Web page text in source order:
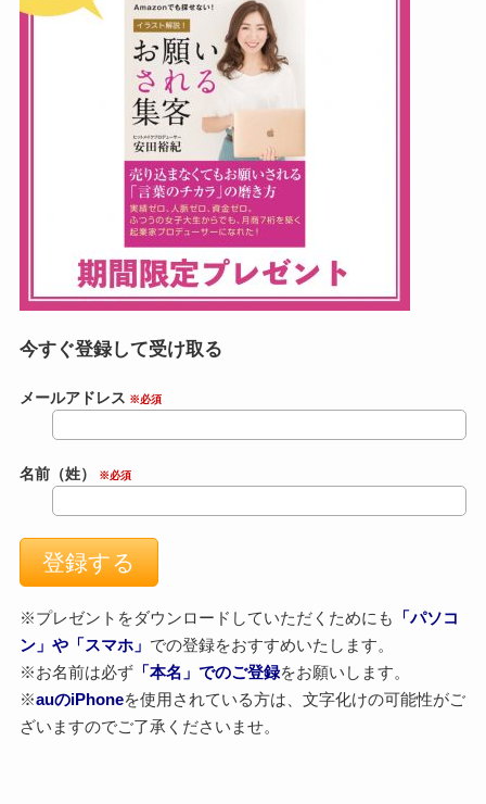
今すぐ登録して受け取る
メールアドレス ※必須
名前（姓） ※必須
※プレゼントをダウンロードしていただくためにも
「パソコ
ン」や「スマホ」 での登録をおすすめいたします。
※お名前は必ず「本名」でのご登録をお願いします。
※auのiPhoneを使用されている方は、文字化けの可能性がご
ざいますのでご了承くださいませ。